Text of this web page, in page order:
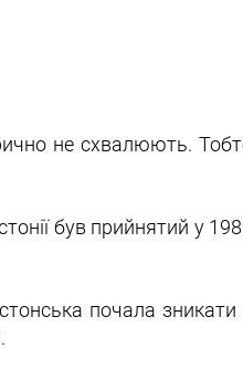
не схвалюють.
був прийнятий у
почала зникати